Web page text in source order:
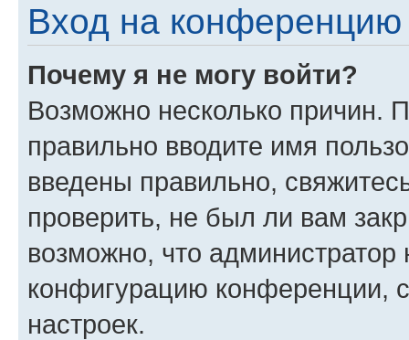
Вход на конференцию
Почему я не могу войти?
Возможно несколько причин.
правильно вводите имя
введены правильно,
проверить, не был ли вам
возможно, что администратор
конфигурацию конференции,
настроек.